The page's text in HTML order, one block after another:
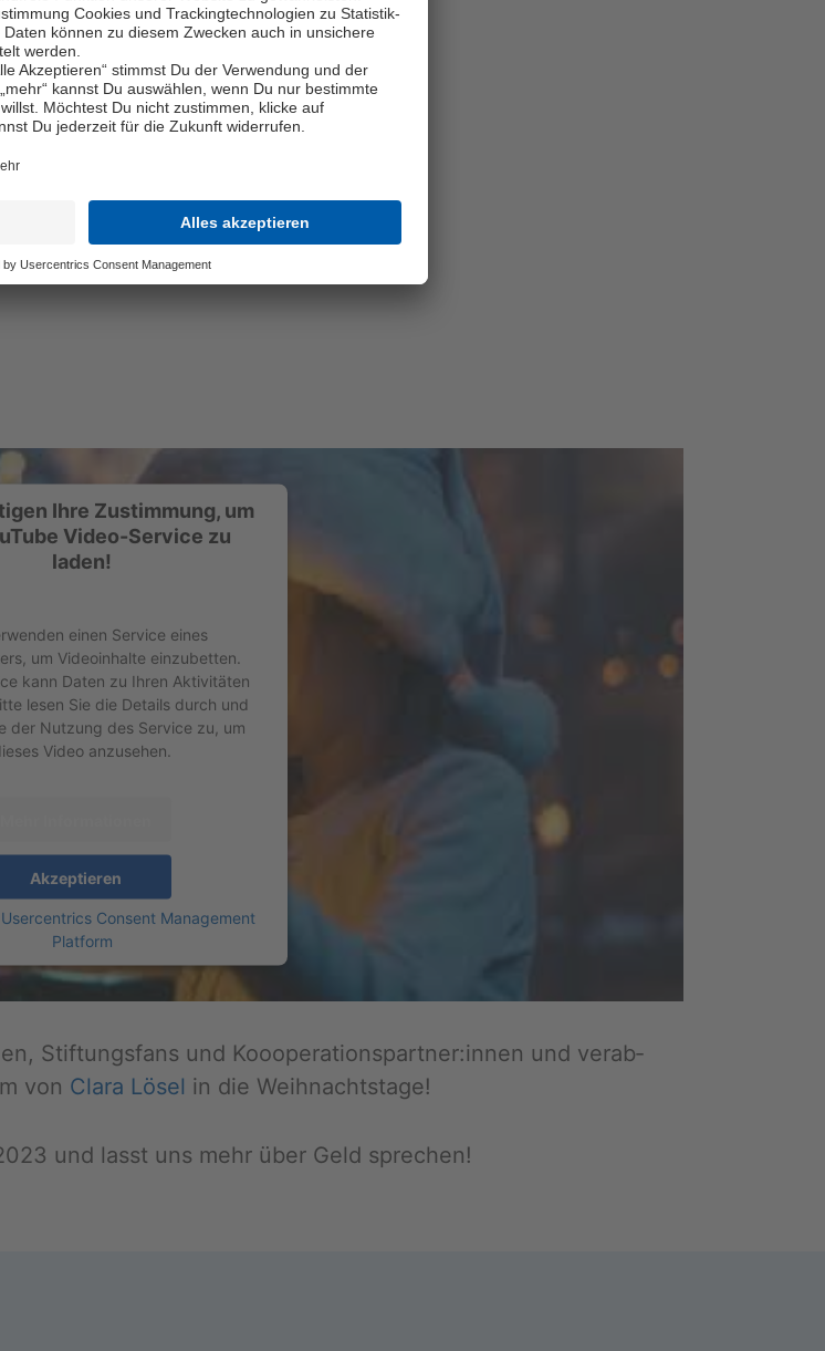
Ihre Zustimmung, um
Video-Service zu
laden!
einen Service eines
um Videoinhalte einzubetten.
kann Daten zu Ihren Aktivitäten
lesen Sie die Details durch und
der Nutzung des Service zu, um
Video anzusehen.
Akzeptieren
Usercentrics Consent Management
Platform
Stif­tungs­fans und Koo­ope­ra­ti­ons­part­ner:innen und ver­ab­
von Clara Lösel in die Weih­nachts­ta­ge!
und lasst uns mehr über Geld spre­chen!